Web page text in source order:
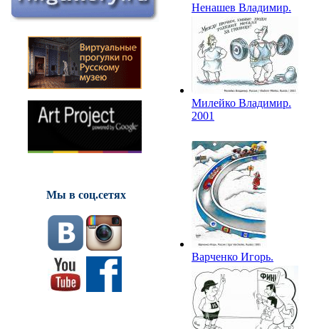
Мы в соц.сетях
Ненашев Владимир.
2001
Милейко Владимир.
2001
Варченко Игорь.
2001